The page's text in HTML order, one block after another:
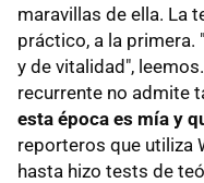
maravillas de ella. La
práctico, a la primera.
y de vitalidad",
recurrente no admite
esta época es mía y
reporteros que utiliza
hasta hizo tests de